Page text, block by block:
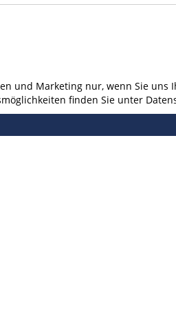
und Marketing nur, wenn Sie uns
finden Sie unter